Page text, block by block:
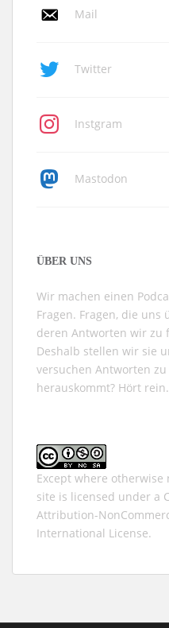
Mail
Twitter
Instgram
Mastodon
ÜBER UNS
Wir machen einen
Fragen. Fragen, die
deren Antworten wir zu
Deshalb stellen wir sie
versuchen Antworten
herauskommt? Hört rein.
Except where
site is licensed under a
Attribution-
International License.